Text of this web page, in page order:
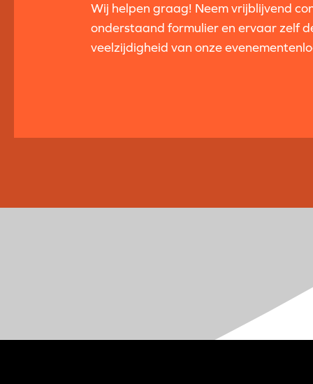
Wij helpen graag! Neem vrijblijvend
onderstaand formulier en ervaar zelf
veelzijdigheid van onze